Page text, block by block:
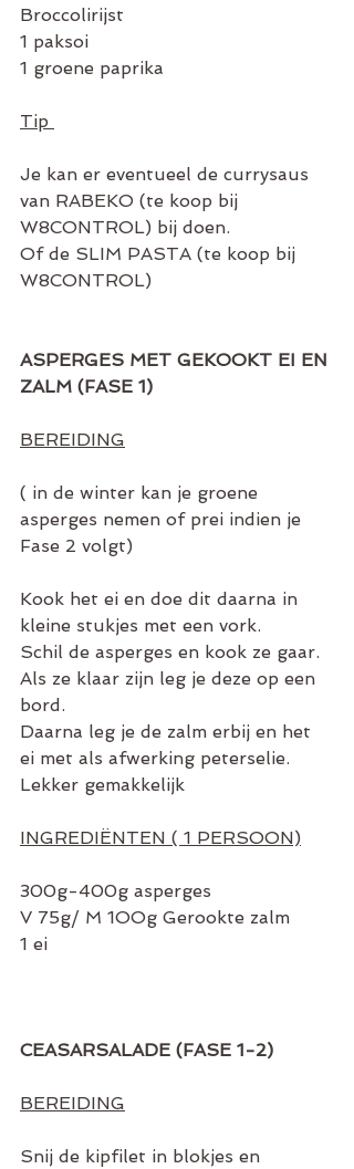
Broccolirijst
1 paksoi
1 groene paprika
Tip
Je kan er eventueel de currysaus
van RABEKO (te koop bij
W8CONTROL) bij doen.
Of de SLIM PASTA (te koop bij
W8CONTROL)
ASPERGES MET GEKOOKT EI EN
ZALM (FASE 1)
BEREIDING
( in de winter kan je groene
asperges nemen of prei indien je
Fase 2 volgt)
Kook het ei en doe dit daarna in
kleine stukjes met een vork.
Schil de asperges en kook ze gaar.
Als ze klaar zijn leg je deze op een
bord.
Daarna leg je de zalm erbij en het
ei met als afwerking peterselie.
Lekker gemakkelijk
INGREDIËNTEN ( 1 PERSOON)
300g-400g asperges
V 75g/ M 1OOg Gerookte zalm
1 ei
CEASARSALADE (FASE 1-2)
BEREIDING
Snij de kipfilet in blokjes en